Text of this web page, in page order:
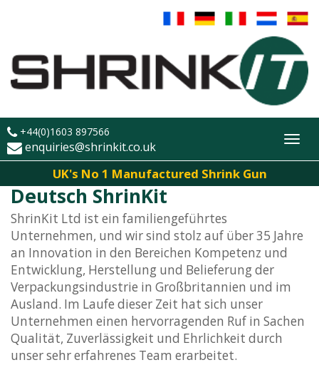
+44(0)1603 897566
enquiries@shrinkit.co.uk
UK's No 1 Manufactured Shrink Gun
Deutsch ShrinKit
ShrinKit Ltd ist ein familiengeführtes
Unternehmen, und wir sind stolz auf über 35 Jahre
an Innovation in den Bereichen Kompetenz und
Entwicklung, Herstellung und Belieferung der
Verpackungsindustrie in Großbritannien und im
Ausland. Im Laufe dieser Zeit hat sich unser
Unternehmen einen hervorragenden Ruf in Sachen
Qualität, Zuverlässigkeit und Ehrlichkeit durch
unser sehr erfahrenes Team erarbeitet.